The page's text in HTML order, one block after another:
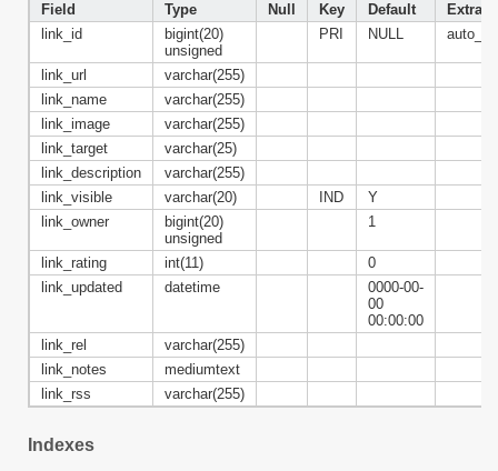
Field Type Null Key Default
Extra
link_id
bigint(20)
unsigned
PRI NULL
link_url
varchar(255)
link_name
varchar(255)
link_image
varchar(255)
link_target
varchar(25)
link_description
varchar(255)
link_visible
varchar(20) IND
Y
link_owner
bigint(20)
unsigned
1
link_rating int(11)
0
link_updated
datetime
0000-00-
00
00:00:00
link_rel
varchar(255)
link_notes
mediumtext
link_rss
varchar(255)
Indexes